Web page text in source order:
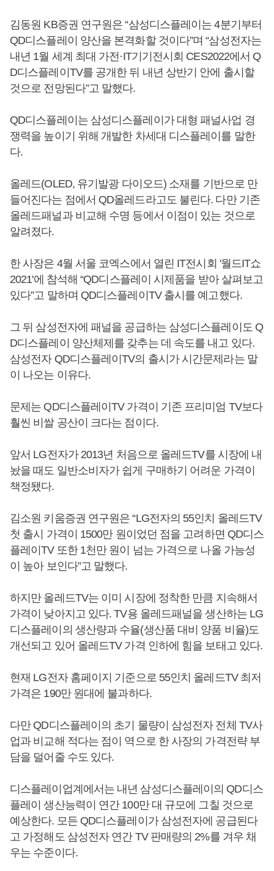
김동원 KB증권 연구원은 “삼성디스플레이는 4분기부터
QD디스플레이 양산을 본격화할 것이다”며 “삼성전자는
내년 1월 세계 최대 가전·IT기기전시회 CES2022에서 Q
D디스플레이TV를 공개한 뒤 내년 상반기 안에 출시할
것으로 전망된다”고 말했다.
QD디스플레이는 삼성디스플레이가 대형 패널사업 경
쟁력을 높이기 위해 개발한 차세대 디스플레이를 말한
다.
올레드(OLED, 유기발광 다이오드) 소재를 기반으로 만
들어진다는 점에서 QD올레드라고도 불린다. 다만 기존
올레드패널과 비교해 수명 등에서 이점이 있는 것으로
알려졌다.
한 사장은 4월 서울 코엑스에서 열린 IT전시회 '월드IT쇼
2021'에 참석해 “QD디스플레이 시제품을 받아 살펴보고
있다”고 말하며 QD디스플레이TV 출시를 예고했다.
그 뒤 삼성전자에 패널을 공급하는 삼성디스플레이도 Q
D디스플레이 양산체제를 갖추는 데 속도를 내고 있다.
삼성전자 QD디스플레이TV의 출시가 시간문제라는 말
이 나오는 이유다.
문제는 QD디스플레이TV 가격이 기존 프리미엄 TV보다
훨씬 비쌀 공산이 크다는 점이다.
앞서 LG전자가 2013년 처음으로 올레드TV를 시장에 내
놨을 때도 일반소비자가 쉽게 구매하기 어려운 가격이
책정됐다.
김소원 키움증권 연구원은 “LG전자의 55인치 올레드TV
첫 출시 가격이 1500만 원이었던 점을 고려하면 QD디스
플레이TV 또한 1천만 원이 넘는 가격으로 나올 가능성
이 높아 보인다”고 말했다.
하지만 올레드TV는 이미 시장에 정착한 만큼 지속해서
가격이 낮아지고 있다. TV용 올레드패널을 생산하는 LG
디스플레이의 생산량과 수율(생산품 대비 양품 비율)도
개선되고 있어 올레드TV 가격 인하에 힘을 보태고 있다.
현재 LG전자 홈페이지 기준으로 55인치 올레드TV 최저
가격은 190만 원대에 불과하다.
다만 QD디스플레이의 초기 물량이 삼성전자 전체 TV사
업과 비교해 적다는 점이 역으로 한 사장의 가격전략 부
담을 덜어줄 수도 있다.
디스플레이업계에서는 내년 삼성디스플레이의 QD디스
플레이 생산능력이 연간 100만 대 규모에 그칠 것으로
예상한다. 모든 QD디스플레이가 삼성전자에 공급된다
고 가정해도 삼성전자 연간 TV 판매량의 2%를 겨우 채
우는 수준이다.